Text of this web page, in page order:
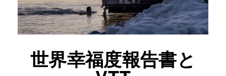
世界幸福度報告書と